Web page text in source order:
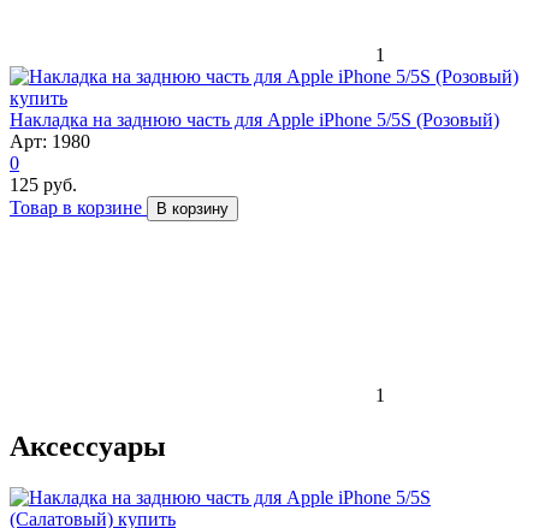
1
Накладка на заднюю часть для Apple iPhone 5/5S (Розовый)
Арт: 1980
0
125 руб.
Товар в корзине
В корзину
1
Аксессуары